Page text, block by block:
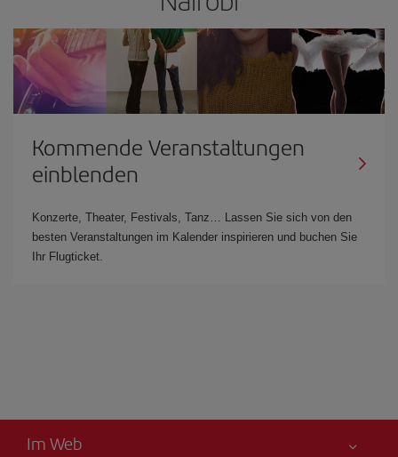
Kommende Veranstaltungen
einblenden
Konzerte, Theater, Festivals, Tanz… Lassen Sie sich von den
besten Veranstaltungen im Kalender inspirieren und buchen Sie
Ihr Flugticket.
Im Web